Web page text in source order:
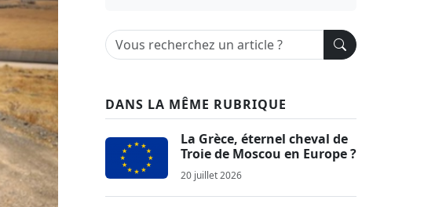
DANS LA MÊME RUBRIQUE
La Grèce, éternel cheval de
Troie de Moscou en Europe ?
20 juillet 2026